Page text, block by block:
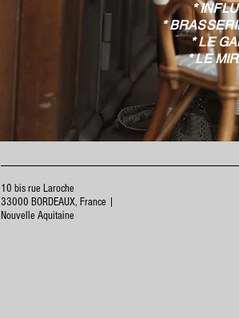
*
*
* LE
* LE
10 bis rue Laroche
33000 BORDEAUX, France
Nouvelle Aquitaine